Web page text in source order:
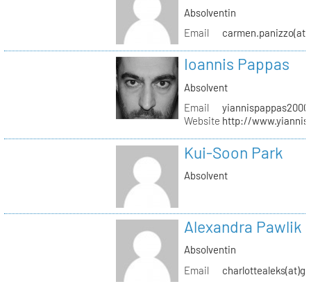
Absolventin
Email
Ioannis Pappas
Absolvent
Email
Website http://
Kui-Soon Park
Absolvent
Alexandra Pawlik
Absolventin
Email